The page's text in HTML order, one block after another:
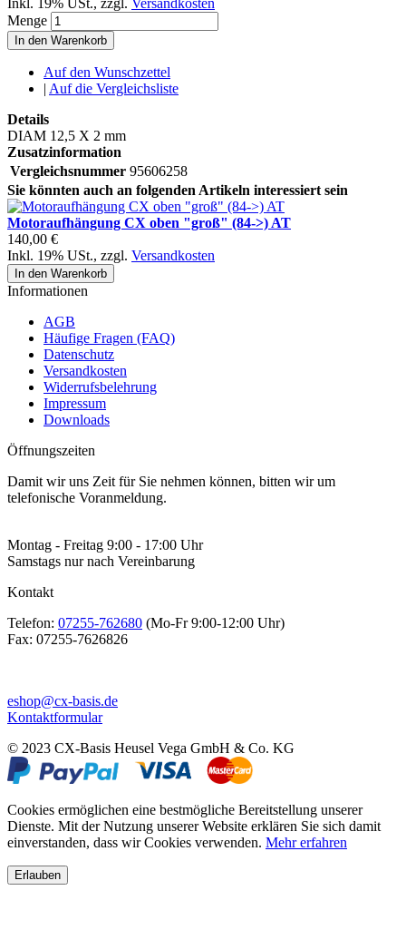
Inkl. 19% USt., zzgl. Versandkosten
Menge
In den Warenkorb
Auf den Wunschzettel
| Auf die Vergleichsliste
Details
DIAM 12,5 X 2 mm
Zusatzinformation
Vergleichsnummer 95606258
Sie könnten auch an folgenden Artikeln interessiert sein
Motoraufhängung CX oben "groß" (84->) AT
140,00 €
Inkl. 19% USt., zzgl. Versandkosten
In den Warenkorb
Informationen
AGB
Häufige Fragen (FAQ)
Datenschutz
Versandkosten
Widerrufsbelehrung
Impressum
Downloads
Öffnungszeiten
Damit wir uns Zeit für Sie nehmen können, bitten wir um
telefonische Voranmeldung.
Montag - Freitag 9:00 - 17:00 Uhr
Samstags nur nach Vereinbarung
Kontakt
Telefon: 07255-762680 (Mo-Fr 9:00-12:00 Uhr)
Fax: 07255-7626826
eshop@cx-basis.de
Kontaktformular
© 2023 CX-Basis Heusel Vega GmbH & Co. KG
Cookies ermöglichen eine bestmögliche Bereitstellung unserer
Dienste. Mit der Nutzung unserer Website erklären Sie sich damit
einverstanden, dass wir Cookies verwenden. Mehr erfahren
Erlauben